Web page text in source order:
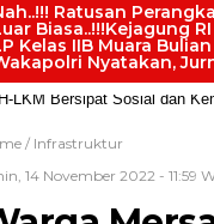
Ratusan
Biasa..!!!Kejagung
Kelas IIB Muara
Nyatakan,
LKM Bersipat Sosial dan
/ Infrastruktur
14 November 2022 - 11:59